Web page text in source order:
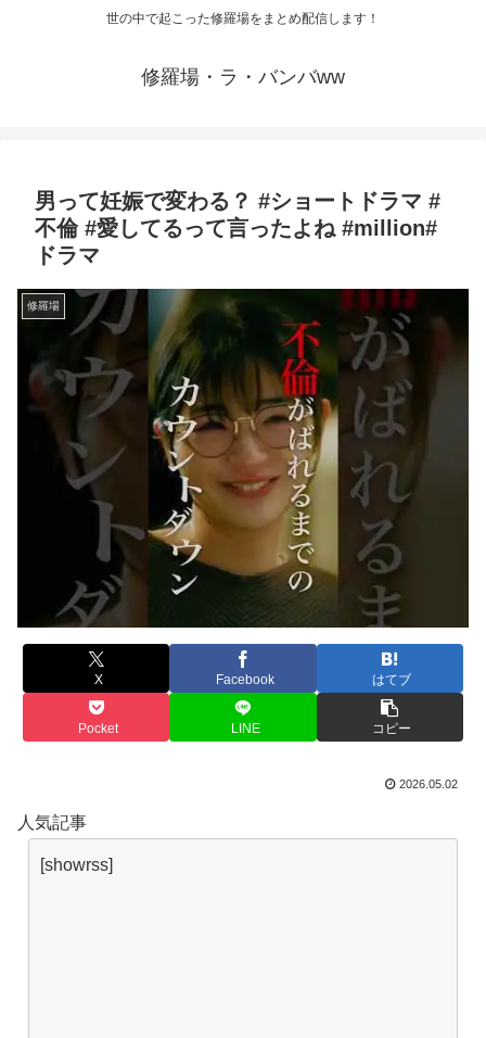
世の中で起こった修羅場をまとめ配信します！
修羅場・ラ・バンバww
男って妊娠で変わる？ #ショートドラマ #
不倫 #愛してるって言ったよね #million#
ドラマ
修羅場
X Facebook はてブ
Pocket LINE コピー
2026.05.02
人気記事
[showrss]